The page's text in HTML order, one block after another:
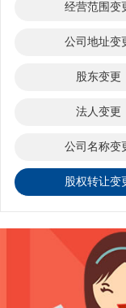
经营范围变
公司地址变
股东变更
法人变更
公司名称变
股权转让变